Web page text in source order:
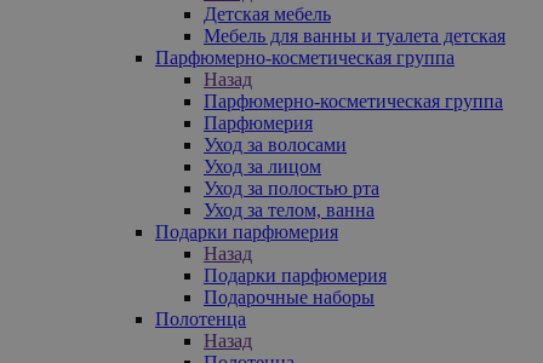
Детская мебель
Мебель для ванны и туалета детская
Парфюмерно-косметическая группа
Назад
Парфюмерно-косметическая группа
Парфюмерия
Уход за волосами
Уход за лицом
Уход за полостью рта
Уход за телом, ванна
Подарки парфюмерия
Назад
Подарки парфюмерия
Подарочные наборы
Полотенца
Назад